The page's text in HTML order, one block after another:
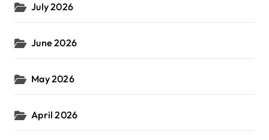
July 2026
June 2026
May 2026
April 2026